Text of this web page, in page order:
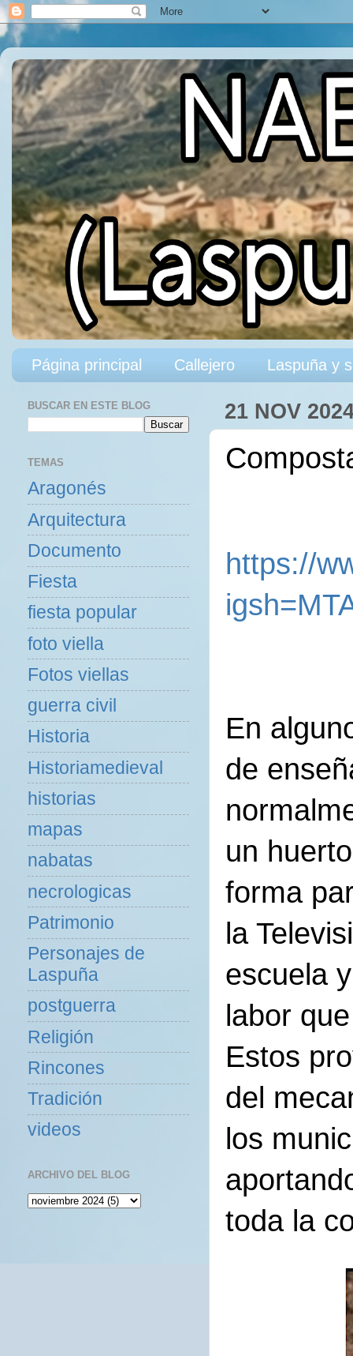
Página principal Callejero Laspuña y
21 NOV
https://
En
de
un
forma
la
escuela
labor
Estos
del
los
toda la
BUSCAR EN ESTE BLOG
TEMAS
Aragonés
Arquitectura
Documento
Fiesta
fiesta popular
foto viella
Fotos viellas
guerra civil
Historia
Historiamedieval
historias
mapas
nabatas
necrologicas
Patrimonio
Personajes de
Laspuña
postguerra
Religión
Rincones
Tradición
videos
ARCHIVO DEL BLOG